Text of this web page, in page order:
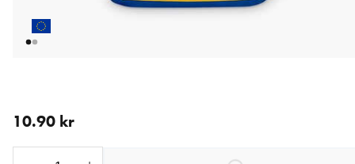
10.90 kr